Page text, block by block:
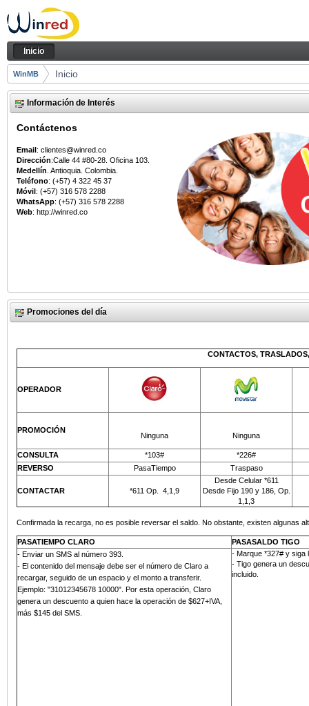
Saltar al contenido
Inicio
Navegación
Inicio
Camino de migas
WinMB Inicio
Información de Interés
Contáctenos
Email: clientes@winred.co
Dirección:Calle 44 #80-28. Oficina 103.
Medellín . Antioquia. Colombia.
Teléfono: (+57) 4 322 45 37
Móvil: (+57) 316 578 2288
WhatsApp: (+57) 316 578 2288
Web: http://winred.co
Promociones del día
CONTACTOS,
OPERADOR
PROMOCIÓN
Ninguna Ninguna
CONSULTA *103#
*226#
REVERSO
PasaTiempo Traspaso
CONTACTAR *611 Op. 4,1,9
Desde Celular *611
Desde Fijo 190 y 186, Op.
1,1,3
Confirmada la recarga, no es posible reversar el saldo. No obstante, existen algunas
PASATIEMPO CLARO
PASASALDO TIGO
- Enviar un SMS al número 393
- El contenido del mensaje debe ser el número de Claro a
recargar, seguido de un espacio y el monto a transferir.
Ejemplo: "31012345678 10000". Por esta operación, Claro
genera un descuento a quien hace la operación de $627+IVA,
más $145 del SMS
- Marque *327# y siga
- Tigo genera un
incluido.